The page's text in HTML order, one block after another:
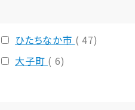
ひたちなか市 ( 47)
大子町 ( 6)